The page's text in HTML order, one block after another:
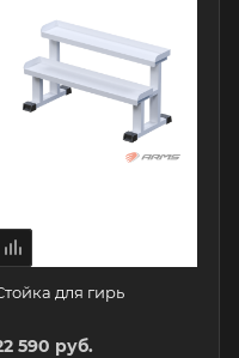
для гирь
590 руб.